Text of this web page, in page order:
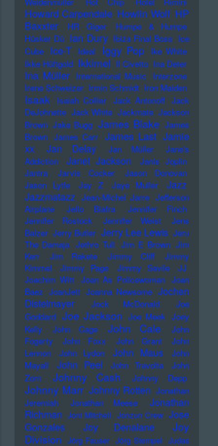
Howard Carpendale Howlin Wolf HP
Baxxter
HR Giger
Humpe & Humpe
Hüsker Dü Ian Dury Ibiza Final Boss Ice
Cube
Ice-T Ideal Iggy Pop Ike White
Ikke Hüftgold Ikkimel Il Civetto Ina Deter
Ina Müller International Music Interzone
Irene Schweizer Irmin Schmidt Iron Maiden
Isaak Isaiah Collier Jack Antonoff Jack
DeJohnette Jack White Jackmate Jackson
Brown Jake Bugg James Blake James
Brown James Carr James Last Jamie
xx
Jan Delay Jan Müller
Jane's
Addiction
Janet Jackson
Janis Joplin
Jantra
Jarvis Cocker
Jason Donovan
Jason Lytle
Jay Z Jaye Muller
Jazz
Jazzmatazz Jean-Michel Jarre Jefferson
Airplane
Jello Biafra
Jennifer Finch
Jennifer Rostock
Jennifer Weist
Jens
Balzer Jerry Butler Jerry Lee Lewis Jeru
The Damaja Jethro Tull Jim E Brown Jim
Kerr
Jim Rakete Jimmy Cliff
Jimmy
Kimmel
Jimmy Page Jimmy Savile
JJ
Joachim Witt Joan As Policewoman Joan
Baez JoanJett Joanna Newsome Jochen
Distelmayer
Jock McDonald
Joe
Goddard Joe Jackson Joe Meek Joey
Kelly
John Cage John Cale
John
Fogerty
John Foxx John Grant
John
Lennon
John Lydon John Maus
John
Mayall
John Peel John Travolta
John
Zorn
Johnny Cash Johnny Depp
Johnny Marr Johnny Rotten Jonathan
Jeremiah
Jonathan Meese
Jonathan
Richman Joni Mitchell Jonzun Crew Jose
Gonzales
Joy Denalane
Joy
Division Jörg Fauser Jörg Stempel Judas